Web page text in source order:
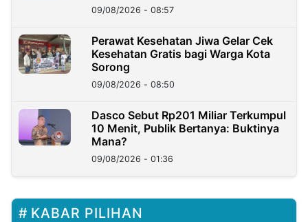
09/08/2026 - 08:57
Perawat Kesehatan Jiwa Gelar Cek
Kesehatan Gratis bagi Warga Kota
Sorong
09/08/2026 - 08:50
Dasco Sebut Rp201 Miliar Terkumpul
10 Menit, Publik Bertanya: Buktinya
Mana?
09/08/2026 - 01:36
KABAR PILIHAN